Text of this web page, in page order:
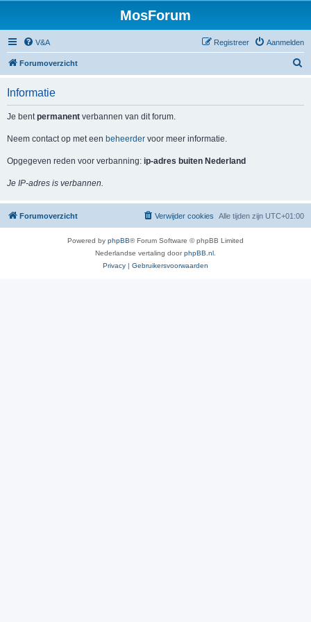
MosForum
V&A Aanmelden
Registreer
Forumoverzicht
Informatie
Je bentpermanent verbannen van dit forum.
Neem contact op met een beheerder voor meer informatie.
Opgegeven reden voor verbanning: ip-adres buiten Nederland
Je IP-adres is verbannen.
Forumoverzicht Alle tijden zijn UTC+01:00
Verwijder cookies
Powered by phpBB® Forum Software © phpBB Limited
Nederlandse vertaling doorphpBB.nl
Privacy | Gebruikersvoorwaarden